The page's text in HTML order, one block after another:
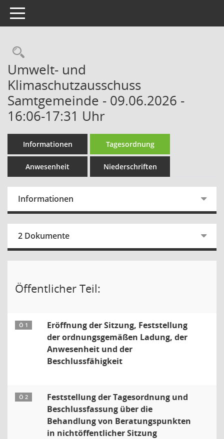
Toggle navigation
Rechercheauswahl
Umwelt- und
Klimaschutzausschuss
Samtgemeinde - 09.06.2026 -
16:06-17:31 Uhr
Informationen Tagesordnung
Anwesenheit Niederschriften
Informationen
2 Dokumente
Öffentlicher Teil:
Ö 1
Eröffnung der Sitzung, Feststellung
der ordnungsgemäßen Ladung, der
Anwesenheit und der
Beschlussfähigkeit
Ö 2
Feststellung der Tagesordnung und
Beschlussfassung über die
Behandlung von Beratungspunkten
in nichtöffentlicher Sitzung